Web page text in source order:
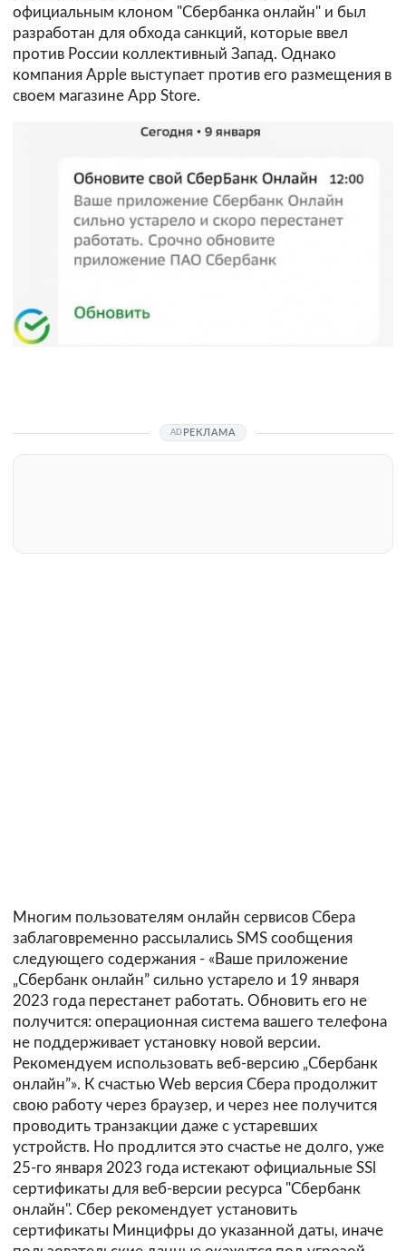
официальным клоном "Сбербанка онлайн" и был
разработан для обхода санкций, которые ввел
против России коллективный Запад. Однако
компания Apple выступает против его размещения в
своем магазине App Store.
РЕКЛАМА
Многим пользователям онлайн сервисов Сбера
заблаговременно рассылались SMS сообщения
следующего содержания - «Ваше приложение
„Сбербанк онлайн” сильно устарело и 19 января
2023 года перестанет работать. Обновить его не
получится: операционная система вашего телефона
не поддерживает установку новой версии.
Рекомендуем использовать веб-версию „Сбербанк
онлайн”». К счастью Web версия Сбера продолжит
свою работу через браузер, и через нее получится
проводить транзакции даже с устаревших
устройств. Но продлится это счастье не долго, уже
25-го января 2023 года истекают официальные SSl
сертификаты для веб-версии ресурса "Сбербанк
онлайн". Сбер рекомендует установить
сертификаты Минцифры до указанной даты, иначе